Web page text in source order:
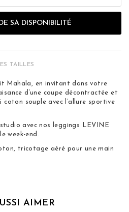
TAILLES
Mahala, en invitant dans votre
d’une coupe décontractée et
coton souple avec l’allure sportive
avec nos leggings LEVINE
week-end.
tricotage aéré pour une main
AIMER